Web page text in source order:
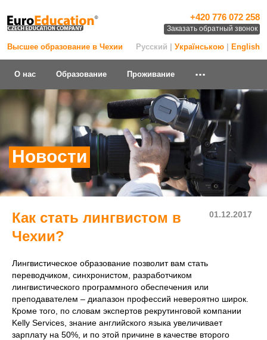
Высшее образование в Чехии
+420 776 072 258
Заказать обратный звонок
Русский | Українською English
О нас Образование Проживание ...
Новости
01.12.2017
Как стать лингвистом в
Чехии?
Лингвистическое образование позволит вам стать
переводчиком, синхронистом, разработчиком
лингвистического программного обеспечения или
преподавателем – диапазон профессий невероятно широк.
Кроме того, по словам экспертов рекрутинговой компании
Kelly Services, знание английского языка увеличивает
зарплату на 50%, и по этой причине в качестве второго